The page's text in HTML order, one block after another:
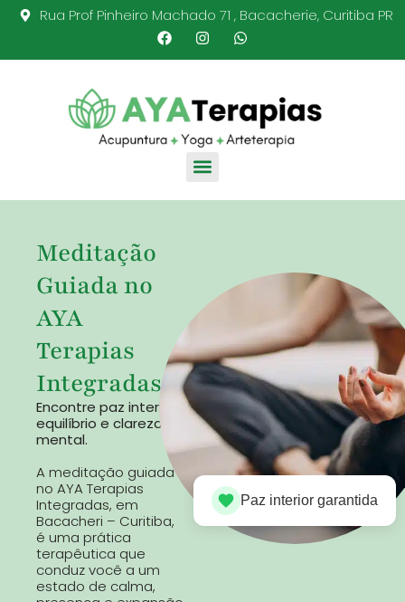
Rua Prof Pinheiro Machado 71 , Bacacherie, Curitiba PR
Meditação
Guiada no
AYA
Terapias
Integradas
Encontre paz interior,
equilíbrio e clareza
mental.
A meditação guiada
no AYA Terapias
Integradas, em
Bacacheri – Curitiba,
é uma prática
terapêutica que
conduz você a um
estado de calma,
Paz interior garantida